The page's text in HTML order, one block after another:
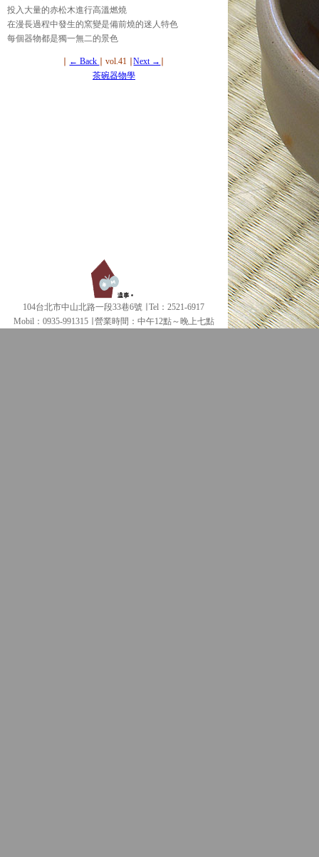
投入大量的赤松木進行高溫燃燒
在漫長過程中發生的窯變是備前燒的迷人特色
每個器物都是獨一無二的景色
← Back ∣ vol.41 ∣Next →
茶碗器物學
104台北市中山北路一段33巷6號 ∣ Tel：2521-6917
Mobil：0935-991315 ∣
營業時間：中午12點～晚上七點